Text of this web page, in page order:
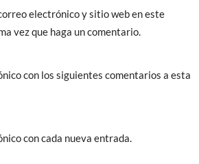
electrónico y sitio web en este
vez que haga un comentario.
con los siguientes comentarios a esta
con cada nueva entrada.